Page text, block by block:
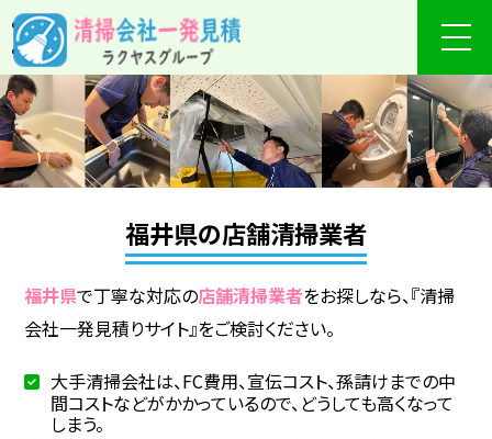
福井県の店舗清掃業者
福井県で丁寧な対応の店舗清掃業者をお探しなら、『清掃
会社一発見積りサイト』をご検討ください。
大手清掃会社は、FC費用、宣伝コスト、孫請けまでの中
間コストなどがかかっているので、どうしても高くなって
しまう。